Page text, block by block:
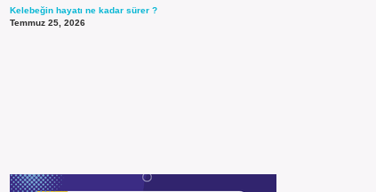
Kelebeğin hayatı ne kadar sürer ?
Temmuz 25, 2026